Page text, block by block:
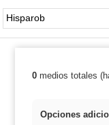
Palabra o frase:
Resultados
0medios totales
Opciones